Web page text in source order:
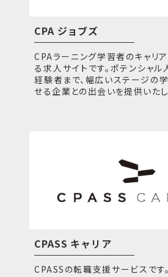
CPA ジョブズ
CPAラーニング学習者のキャリ
る求人サイトです。ポテンシャ
経験者まで、幅広いステージの
せる企業との出会いを提供いたし
CPASS キャリア
CPASSの転職支援サービスで